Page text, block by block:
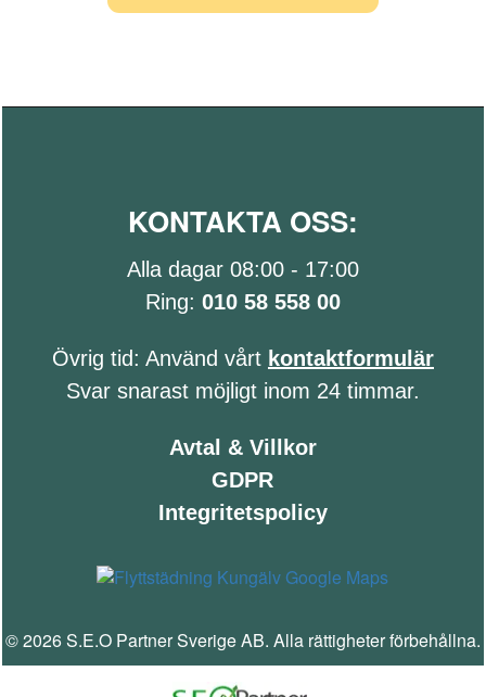
KONTAKTA OSS:
Alla dagar 08:00 - 17:00
Ring: 010 58 558 00
Övrig tid: Använd vårt kontaktformulär
Svar snarast möjligt inom 24 timmar.
Avtal & Villkor
GDPR
Integritetspolicy
© 2026 S.E.O Partner Sverige AB. Alla rättigheter förbehållna.